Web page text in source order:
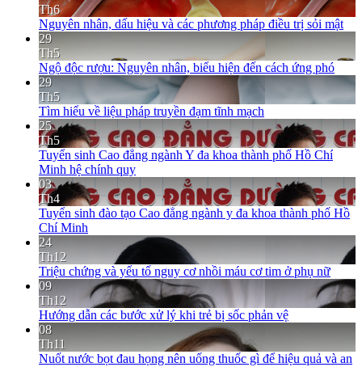
Th6
Nguyên nhân, dấu hiệu và các phương pháp điều trị sỏi mật
29
Th5
Ngộ độc rượu: Nguyên nhân, biểu hiện đến cách ứng phó
29
Th5
Tìm hiểu về liệu pháp truyền đạm tĩnh mạch
25
Th5
Tuyển sinh Cao đẳng ngành Y đa khoa thành phố Hồ Chí
Minh hệ chính quy
03
Th4
Tuyển sinh đào tạo Cao đẳng ngành y đa khoa thành phố Hồ
Chí Minh
24
Th12
Triệu chứng và yếu tố nguy cơ nhồi máu cơ tim ở phụ nữ
09
Th12
Hướng dẫn các bước xử lý khi trẻ bị sốc phản vệ
08
Th11
Nuốt nước bọt đau họng nên uống thuốc gì để hiệu quả và an